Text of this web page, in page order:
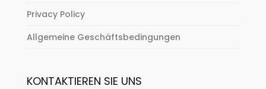
Privacy Policy
Allgemeine Geschäftsbedingungen
KONTAKTIEREN SIE UNS